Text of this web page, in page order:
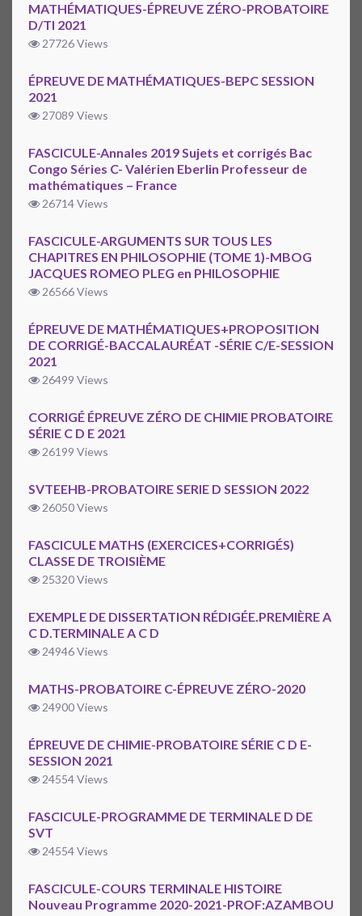
MATHÉMATIQUES-ÉPREUVE ZÉRO-PROBATOIRE
D/TI 2021
27726 Views
ÉPREUVE DE MATHÉMATIQUES-BEPC SESSION
2021
27089 Views
FASCICULE-Annales 2019 Sujets et corrigés Bac
Congo Séries C- Valérien Eberlin Professeur de
mathématiques – France
26714 Views
FASCICULE-ARGUMENTS SUR TOUS LES
CHAPITRES EN PHILOSOPHIE (TOME 1)-MBOG
JACQUES ROMEO PLEG en PHILOSOPHIE
26566 Views
ÉPREUVE DE MATHÉMATIQUES+PROPOSITION
DE CORRIGÉ-BACCALAURÉAT -SÉRIE C/E-SESSION
2021
26499 Views
CORRIGÉ ÉPREUVE ZÉRO DE CHIMIE PROBATOIRE
SÉRIE C D E 2021
26199 Views
SVTEEHB-PROBATOIRE SERIE D SESSION 2022
26050 Views
FASCICULE MATHS (EXERCICES+CORRIGÉS)
CLASSE DE TROISIÈME
25320 Views
EXEMPLE DE DISSERTATION RÉDIGÉE.PREMIÈRE A
C D.TERMINALE A C D
24946 Views
MATHS-PROBATOIRE C-ÉPREUVE ZÉRO-2020
24900 Views
ÉPREUVE DE CHIMIE-PROBATOIRE SÉRIE C D E-
SESSION 2021
24554 Views
FASCICULE-PROGRAMME DE TERMINALE D DE
SVT
24554 Views
FASCICULE-COURS TERMINALE HISTOIRE
Nouveau Programme 2020-2021-PROF:AZAMBOU